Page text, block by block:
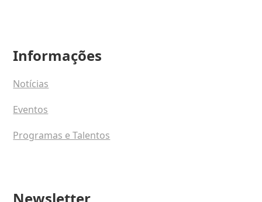
Informações
Notícias
Eventos
Programas e Talentos